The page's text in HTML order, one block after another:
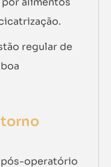
regular de
pós-operatório